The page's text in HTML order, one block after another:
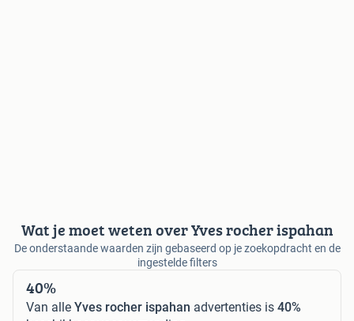
Wat je moet weten over Yves rocher ispahan
De onderstaande waarden zijn gebaseerd op je zoekopdracht en de
ingestelde filters
40%
Van alle Yves rocher ispahan advertenties is 40%